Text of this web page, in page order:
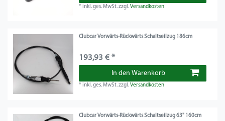
*inkl. ges. MwSt.zzgl.Versandkosten
Clubcar Vorwärts-Rückwärts Schaltseilzug 186cm
193,93 € *
In den Warenkorb
*inkl. ges. MwSt.zzgl.Versandkosten
Clubcar Vorwärts-Rückwärts Schaltseilzug 63" 160cm